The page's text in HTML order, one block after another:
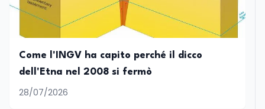
Come l'INGV ha capito perché il dicco
dell'Etna nel 2008 si fermò
28/07/2026